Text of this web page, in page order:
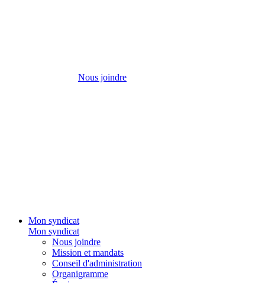
Nous joindre
Mon syndicat
Mon syndicat
Nous joindre
Mission et mandats
Conseil d'administration
Organigramme